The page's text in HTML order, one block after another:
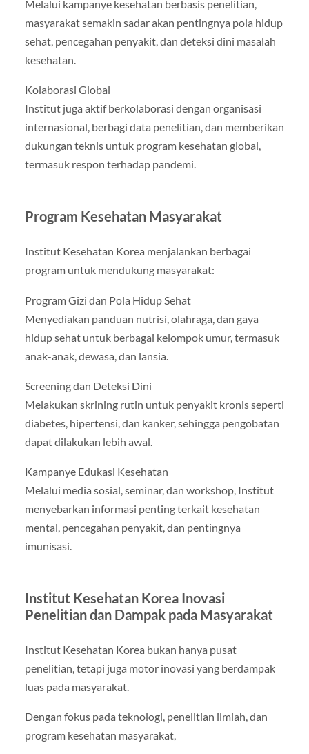
Melalui kampanye kesehatan berbasis penelitian,
masyarakat semakin sadar akan pentingnya pola hidup
sehat, pencegahan penyakit, dan deteksi dini masalah
kesehatan.
Kolaborasi Global
Institut juga aktif berkolaborasi dengan organisasi
internasional, berbagi data penelitian, dan memberikan
dukungan teknis untuk program kesehatan global,
termasuk respon terhadap pandemi.
Program Kesehatan Masyarakat
Institut Kesehatan Korea menjalankan berbagai
program untuk mendukung masyarakat:
Program Gizi dan Pola Hidup Sehat
Menyediakan panduan nutrisi, olahraga, dan gaya
hidup sehat untuk berbagai kelompok umur, termasuk
anak-anak, dewasa, dan lansia.
Screening dan Deteksi Dini
Melakukan skrining rutin untuk penyakit kronis seperti
diabetes, hipertensi, dan kanker, sehingga pengobatan
dapat dilakukan lebih awal.
Kampanye Edukasi Kesehatan
Melalui media sosial, seminar, dan workshop, Institut
menyebarkan informasi penting terkait kesehatan
mental, pencegahan penyakit, dan pentingnya
imunisasi.
Institut Kesehatan Korea Inovasi
Penelitian dan Dampak pada Masyarakat
Institut Kesehatan Korea bukan hanya pusat
penelitian, tetapi juga motor inovasi yang berdampak
luas pada masyarakat.
Dengan fokus pada teknologi, penelitian ilmiah, dan
program kesehatan masyarakat,